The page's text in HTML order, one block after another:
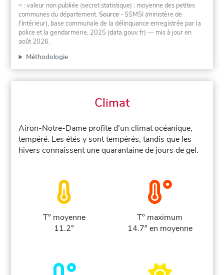
≈ : valeur non publiée (secret statistique) : moyenne des petites
communes du département.Source - SSMSI (ministère de
l'Intérieur), base communale de la délinquance enregistrée par la
police et la gendarmerie, 2025 (data.gouv.fr) — mis à jour en
août 2026.
Méthodologie
Climat
Airon-Notre-Dame profite d'un climat océanique,
tempéré. Les étés y sont tempérés, tandis que les
hivers connaissent une quarantaine de jours de gel.
T° moyenne
11.2°
T° maximum
14.7° en moyenne